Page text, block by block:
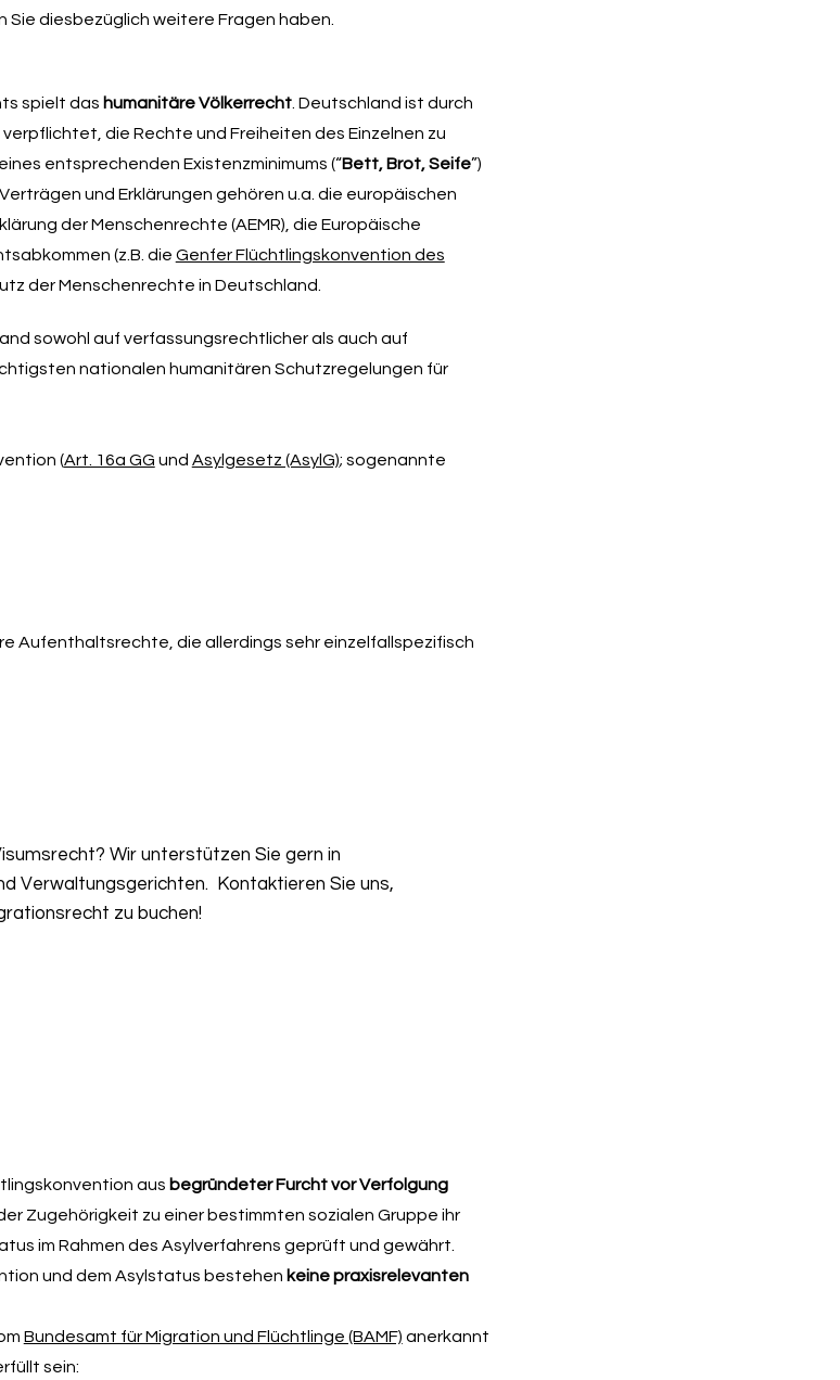
Sie diesbezüglich weitere Fragen haben.
spielt das humanitäre Völkerrecht. Deutschland ist durch
die Rechte und Freiheiten des Einzelnen zu
entsprechenden Existenzminimums (“Bett, Brot, Seife”)
und Erklärungen gehören u.a. die europäischen
der Menschenrechte (AEMR), die Europäische
(z.B. die Genfer Flüchtlingskonvention des
der Menschenrechte in Deutschland.
sowohl auf verfassungsrechtlicher als auch auf
nationalen humanitären Schutzregelungen für
(Art. 16a GG und Asylgesetz (AsylG); sogenannte
Aufenthaltsrechte, die allerdings sehr einzelfallspezifisch
Wir unterstützen Sie gern in
Verwaltungsgerichten. Kontaktieren Sie uns,
zu buchen!
aus begründeter Furcht vor Verfolgung
Zugehörigkeit zu einer bestimmten sozialen Gruppe ihr
im Rahmen des Asylverfahrens geprüft und gewährt.
und dem Asylstatus bestehen keine praxisrelevanten
Bundesamt für Migration und Flüchtlinge (BAMF) anerkannt
sein: